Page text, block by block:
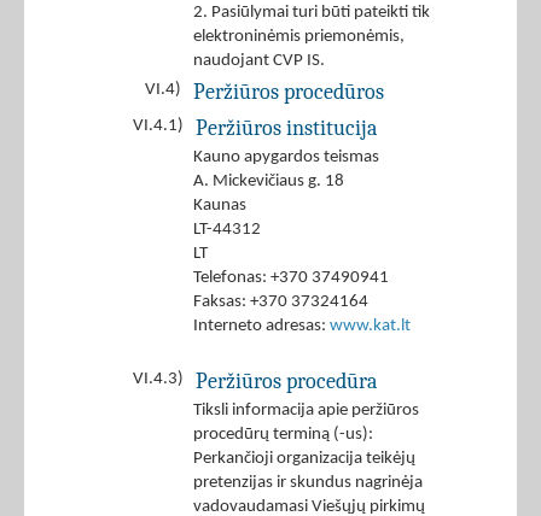
2. Pasiūlymai turi būti pateikti tik
elektroninėmis priemonėmis,
naudojant CVP IS.
VI.4)
Peržiūros procedūros
VI.4.1) Peržiūros institucija
Kauno apygardos teismas
A. Mickevičiaus g. 18
Kaunas
LT-44312
LT
Telefonas: +370 37490941
Faksas: +370 37324164
Interneto adresas: www.kat.lt
VI.4.3) Peržiūros procedūra
Tiksli informacija apie peržiūros
procedūrų terminą (-us):
Perkančioji organizacija teikėjų
pretenzijas ir skundus nagrinėja
vadovaudamasi Viešųjų pirkimų